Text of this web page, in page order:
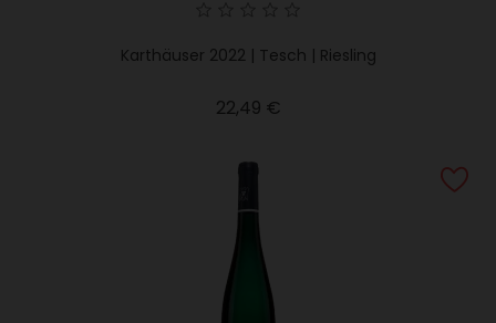
Karthäuser 2022 | Tesch | Riesling
22,49 €